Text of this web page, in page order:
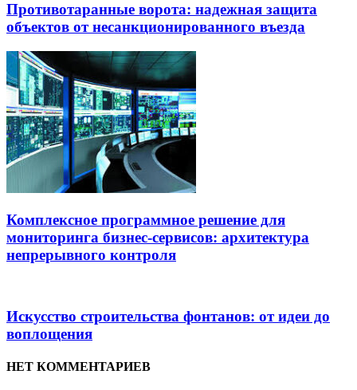
Противотаранные ворота: надежная защита
объектов от несанкционированного въезда
Комплексное программное решение для
мониторинга бизнес-сервисов: архитектура
непрерывного контроля
Искусство строительства фонтанов: от идеи до
воплощения
НЕТ КОММЕНТАРИЕВ